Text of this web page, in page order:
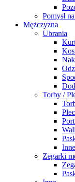
Pomysł
Mężczyzna
Ubrania
Torby /
Inne
Zegarki